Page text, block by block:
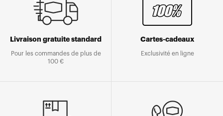
Livraison gratuite standard
Pour les commandes de plus de
100 €
Cartes-cadeaux
Exclusivité en ligne